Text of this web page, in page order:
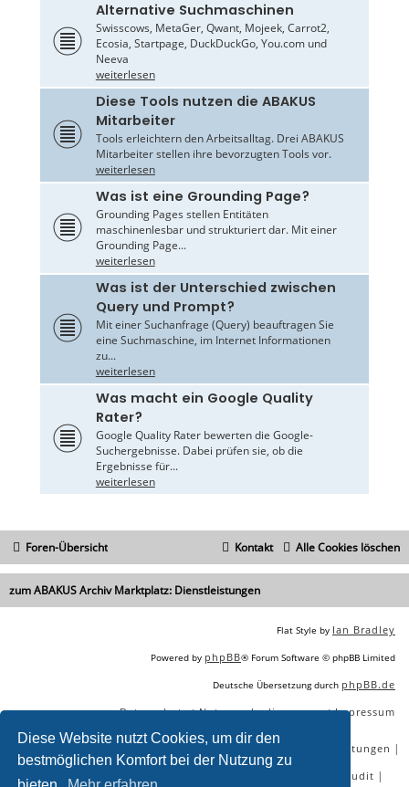
Diese Website nutzt Cookies, um dir den
bestmöglichen Komfort bei der Nutzung zu
Alternative Suchmaschinen
Swisscows, MetaGer, Qwant, Mojeek, Carrot2,
Ecosia, Startpage, DuckDuckGo, You.com und
Neeva
weiterlesen
Diese Tools nutzen die ABAKUS
Mitarbeiter
Tools erleichtern den Arbeitsalltag. Drei ABAKUS
Mitarbeiter stellen ihre bevorzugten Tools vor.
weiterlesen
Was ist eine Grounding Page?
Grounding Pages stellen Entitäten
maschinenlesbar und strukturiert dar. Mit einer
Grounding Page...
weiterlesen
Was ist der Unterschied zwischen
Query und Prompt?
Mit einer Suchanfrage (Query) beauftragen Sie
eine Suchmaschine, im Internet Informationen
zu...
weiterlesen
Was macht ein Google Quality
Rater?
Google Quality Rater bewerten die Google-
Suchergebnisse. Dabei prüfen sie, ob die
Ergebnisse für...
weiterlesen
Foren-Übersicht Alle Cookies löschen
Kontakt
zum ABAKUS Archiv Marktplatz: Dienstleistungen
Flat Style by Ian Bradley
Powered by phpBB® Forum Software © phpBB Limited
Deutsche Übersetzung durch phpBB.de
Datenschutz|Nutzungsbedingungen|Impressum
SEO Online Tools SEO Dienstleistungen |
SEO Workshops | SEO Beratung SEO Audit |